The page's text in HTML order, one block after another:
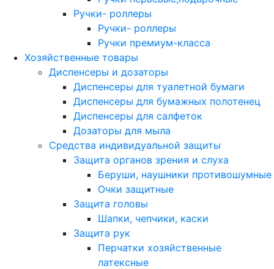
Ручки- роллеры
Ручки- роллеры
Ручки премиум-класса
Хозяйственные товары
Диспенсеры и дозаторы
Диспенсеры для туалетной бумаги
Диспенсеры для бумажных полотенец
Диспенсеры для салфеток
Дозаторы для мыла
Средства индивидуальной защиты
Защита органов зрения и слуха
Беруши, наушники противошумные
Очки защитные
Защита головы
Шапки, чепчики, каски
Защита рук
Перчатки хозяйственные
латексные